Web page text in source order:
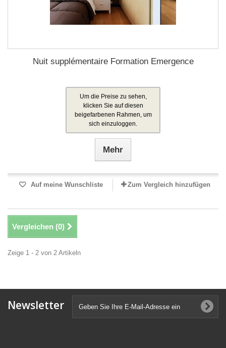
Nuit supplémentaire Formation Emergence
Um die Preise zu sehen,
klicken Sie auf diesen
beigefarbenen Rahmen, um
sich einzuloggen.
Mehr
Auf meine Wunschliste Zum Vergleich hinzufügen
Vergleichen (0)
Zeige 1 - 2 von 2 Artikeln
Newsletter